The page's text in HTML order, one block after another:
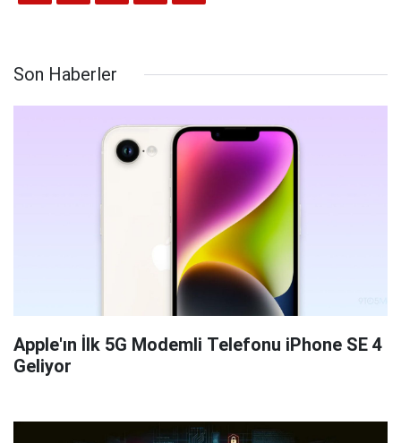
Son Haberler
Apple'ın İlk 5G Modemli Telefonu iPhone SE 4
Geliyor